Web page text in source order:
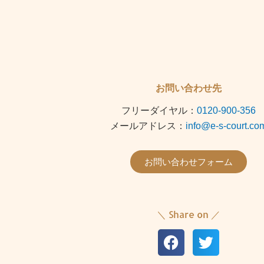
お問い合わせ先
フリーダイヤル： 0120-900-356
メールアドレス： info@e-s-
お問い合わせフォーム
＼ Share on ／